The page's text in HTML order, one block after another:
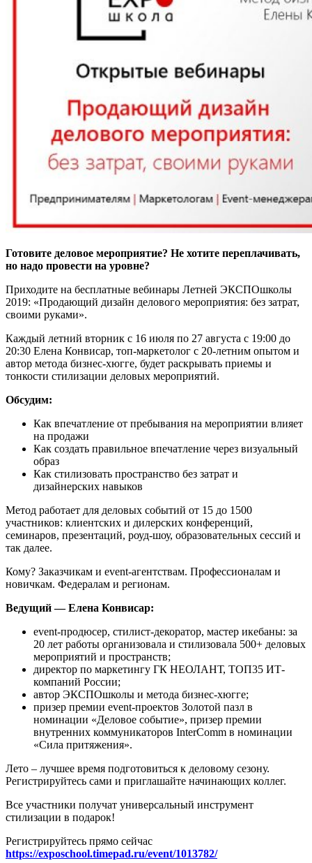
Готовите деловое мероприятие? Не хотите переплачивать,
но надо провести на уровне?
Приходите на бесплатные вебинары Летней ЭКСПОшколы
2019: «Продающий дизайн делового мероприятия: без затрат,
своими руками».
Каждый летний вторник с 16 июля по 27 августа с 19:00 до
20:30 Елена Конвисар, топ-маркетолог с 20-летним опытом и
автор метода бизнес-хюгге, будет раскрывать приемы и
тонкости стилизации деловых мероприятий.
Обсудим:
Как впечатление от пребывания на мероприятии влияет
на продажи
Как создать правильное впечатление через визуальный
образ
Как стилизовать пространство без затрат и
дизайнерских навыков
Метод работает для деловых событий от 15 до 1500
участников: клиентских и дилерских конференций,
семинаров, презентаций, роуд-шоу, образовательных сессий и
так далее.
Кому? Заказчикам и event-агентствам. Профессионалам и
новичкам. Федералам и регионам.
Ведущий — Елена Конвисар:
event-продюсер, стилист-декоратор, мастер икебаны: за
20 лет работы организовала и стилизовала 500+ деловых
мероприятий и пространств;
директор по маркетингу ГК НЕОЛАНТ, ТОП35 ИТ-
компаний России;
автор ЭКСПОшколы и метода бизнес-хюгге;
призер премии event-проектов Золотой пазл в
номинации «Деловое событие», призер премии
внутренних коммуникаторов InterComm в номинации
«Сила притяжения».
Лето – лучшее время подготовиться к деловому сезону.
Регистрируйтесь сами и приглашайте начинающих коллег.
Все участники получат универсальный инструмент
стилизации в подарок!
Регистрируйтесь прямо сейчас
https://exposchool.timepad.ru/event/1013782/